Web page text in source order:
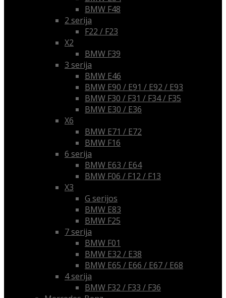
BMW F48
2 serija
F22 / F23
X2
BMW F39
3 serija
BMW E46
BMW E90 / E91 / E92 / E93
BMW F30 / F31 / F34 / F35
BMW E30 / E36
X6
BMW E71 / E72
BMW F16
6 serija
BMW E63 / E64
BMW F06 / F12 / F13
X3
G serijos
BMW E83
BMW F25
7 serija
BMW F01
BMW E32 / E38
BMW E65 / E66 / E67 / E68
4 serija
BMW F32 / F33 / F36